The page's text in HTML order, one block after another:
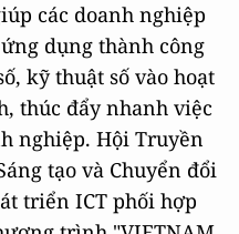
các doanh nghiệp
dụng thành công
kỹ thuật số vào hoạt
thúc đẩy nhanh việc
nghiệp. Hội Truyền
tạo và Chuyển đổi
triển ICT phối hợp